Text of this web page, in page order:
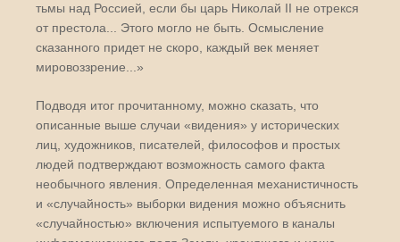
тьмы над Россией, если бы царь Николай II не отрекся
от престола... Этого могло не быть. Осмысление
сказанного придет не скоро, каждый век меняет
мировоззрение...»
Подводя итог прочитанному, можно сказать, что
описанные выше случаи «видения» у исторических
лиц, художников, писателей, философов и простых
людей подтверждают возможность самого факта
необычного явления. Определенная механистичность
и «случайность» выборки видения можно объяснить
«случайностью» включения испытуемого в каналы